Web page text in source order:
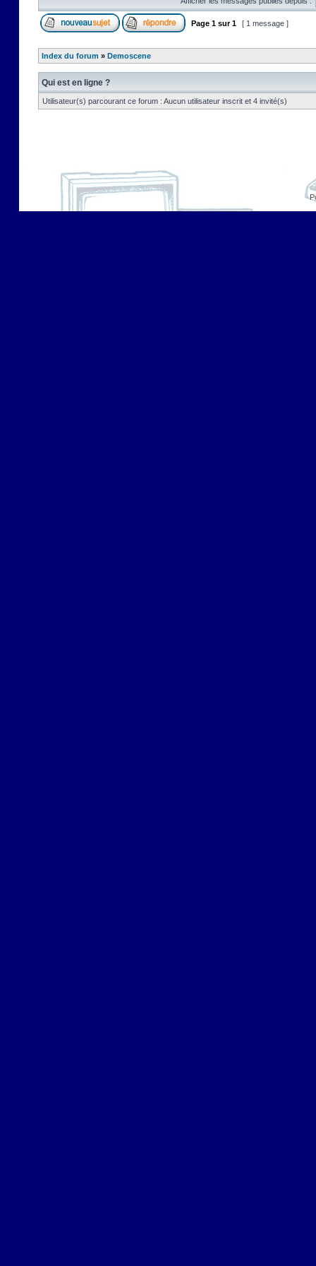
Page 1 sur1 [ 1 message ]
Index du forum » Demoscene
Qui est en ligne ?
Utilisateur(s) parcourant ce forum : Aucun utilisateur inscrit et 4 invité(s)